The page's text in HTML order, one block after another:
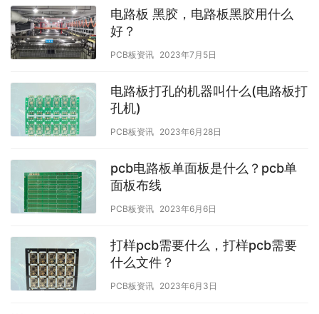
电路板 黑胶，电路板黑胶用什么
好？
PCB板资讯 2023年7月5日
电路板打孔的机器叫什么(电路板打
孔机)
PCB板资讯 2023年6月28日
pcb电路板单面板是什么？pcb单
面板布线
PCB板资讯 2023年6月6日
打样pcb需要什么，打样pcb需要
什么文件？
PCB板资讯 2023年6月3日